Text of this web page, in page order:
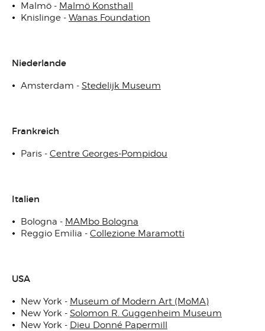
Malmö - Malmö Konsthall
Knislinge - Wanas Foundation
Niederlande
Amsterdam - Stedelijk Museum
Frankreich
Paris - Centre Georges-Pompidou
Italien
Bologna - MAMbo Bologna
Reggio Emilia - Collezione Maramotti
USA
New York - Museum of Modern Art (MoMA)
New York - Solomon R. Guggenheim Museum
New York - Dieu Donné Papermill